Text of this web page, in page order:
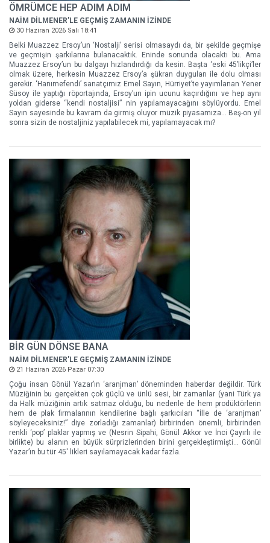
ÖMRÜMCE HEP ADIM ADIM
NAİM DİLMENER'LE GEÇMİŞ ZAMANIN İZİNDE
30 Haziran 2026 Salı 18:41
Belki Muazzez Ersoy’un ‘Nostalji’ serisi olmasaydı da, bir şekilde geçmişe
ve geçmişin şarkılarına bulanacaktık. Eninde sonunda olacaktı bu. Ama
Muazzez Ersoy’un bu dalgayı hızlandırdığı da kesin. Başta ‘eski 45’likçi’ler
olmak üzere, herkesin Muazzez Ersoy’a şükran duyguları ile dolu olması
gerekir. ‘Hanımefendi’ sanatçımız Emel Sayın, Hürriyet’te yayımlanan Yener
Süsoy ile yaptığı röportajında, Ersoy’un ipin ucunu kaçırdığını ve hep aynı
yoldan giderse “kendi nostaljisi” nin yapılamayacağını söylüyordu. Emel
Sayın sayesinde bu kavram da girmiş oluyor müzik piyasamıza... Beş-on yıl
sonra sizin de nostaljiniz yapılabilecek mi, yapılamayacak mı?
BİR GÜN DÖNSE BANA
NAİM DİLMENER'LE GEÇMİŞ ZAMANIN İZİNDE
21 Haziran 2026 Pazar 07:30
Çoğu insan Gönül Yazar’ın ‘aranjman’ döneminden haberdar değildir. Türk
Müziğinin bu gerçekten çok güçlü ve ünlü sesi, bir zamanlar (yani Türk ya
da Halk müziğinin artık satmaz olduğu, bu nedenle de hem prodüktörlerin
hem de plak firmalarının kendilerine bağlı şarkıcıları “İlle de ‘aranjman’
söyleyeceksiniz!” diye zorladığı zamanlar) birbirinden önemli, birbirinden
renkli ‘pop’ plaklar yapmış ve (Nesrin Sipahi, Gönül Akkor ve İnci Çayırlı ile
birlikte) bu alanın en büyük sürprizlerinden birini gerçekleştirmişti… Gönül
Yazar’ın bu tür 45' likleri sayılamayacak kadar fazla.